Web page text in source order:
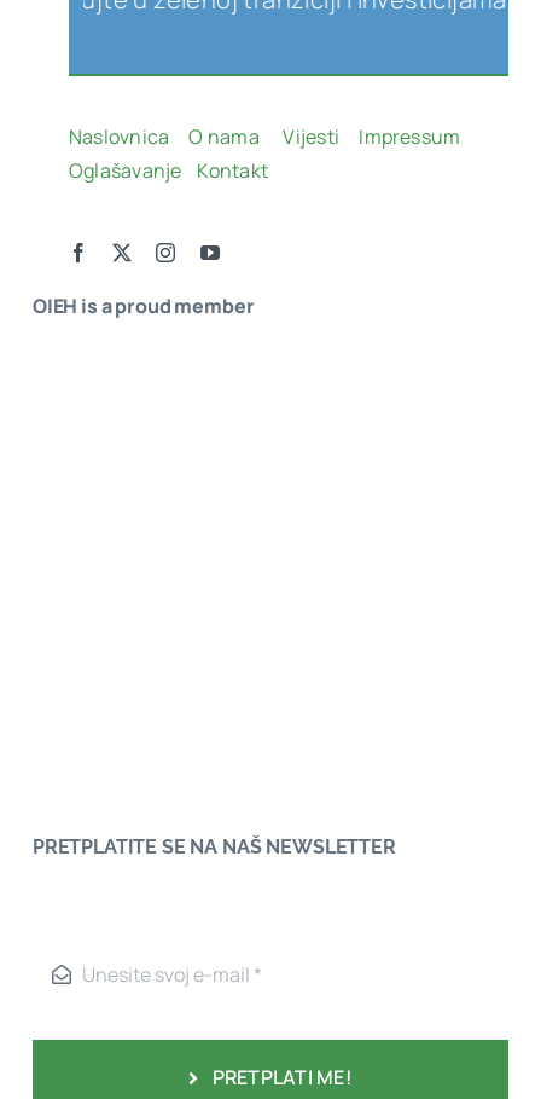
OIEH is a proud member
PRETPLATITE SE NA NAŠ NEWSLETTER
PRETPLATI ME!
Naslovnica O nama Vijesti
Impressum
Oglašavanje
Kontakt